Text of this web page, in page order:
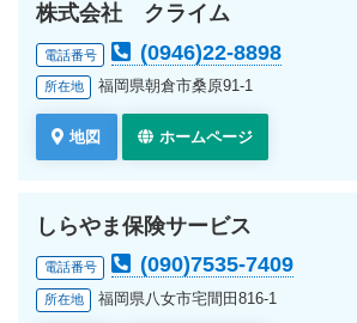
株式会社 クライム
電話番号 (0946)22-8898
所在地 福岡県朝倉市桑原91-1
地図 ホームページ
しらやま保険サービス
電話番号 (090)7535-7409
所在地 福岡県八女市宅間田816-1